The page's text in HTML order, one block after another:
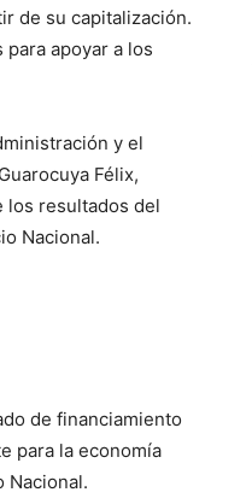
de su capitalización.
apoyar a los
y el
Félix,
los resultados del
Nacional.
de financiamiento
para la economía
Nacional.